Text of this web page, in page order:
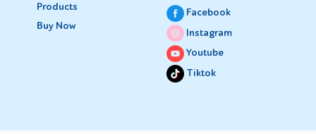
Products
Buy Now
Facebook
Instagram
Youtube
Tiktok